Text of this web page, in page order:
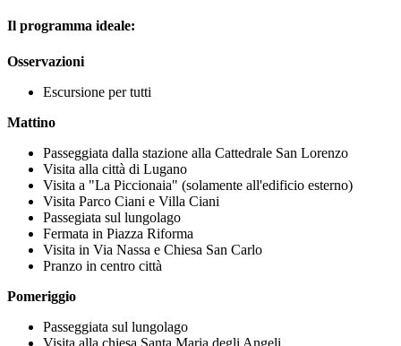
Il programma ideale:
Osservazioni
Escursione per tutti
Mattino
Passeggiata dalla stazione alla Cattedrale San Lorenzo
Visita alla città di Lugano
Visita a "La Piccionaia" (solamente all'edificio esterno)
Visita Parco Ciani e Villa Ciani
Passegiata sul lungolago
Fermata in Piazza Riforma
Visita in Via Nassa e Chiesa San Carlo
Pranzo in centro città
Pomeriggio
Passeggiata sul lungolago
Visita alla chiesa Santa Maria degli Angeli